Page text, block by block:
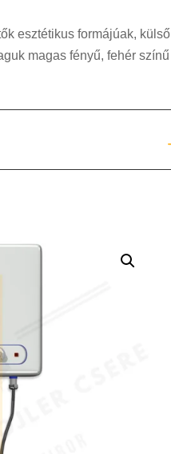
esztétikus formájúak, külső
magas fényű, fehér színű